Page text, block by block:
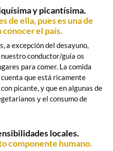
y picantísima.
de ella, pues es una de
conocer el país.
a excepción del desayuno,
conductor/guía os
para comer. La comida
que está ricamente
picante, y que en algunas de
y el consumo de
locales.
componente humano.